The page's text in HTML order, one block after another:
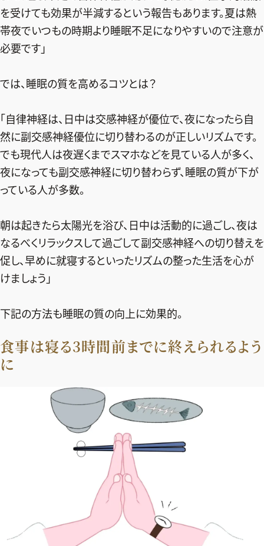
SHOPPING
エクラプレミアム通販
売れ筋ランキング
イーバイエクラ
FOLLOW US
編集部から届くメールマガジン、
特典が満載！
を受けても効果が半減するという報告もあります。夏は熱
帯夜でいつもの時期より睡眠不足になりやすいので注意が
必要です」
では、睡眠の質を高めるコツとは？
「自律神経は、日中は交感神経が優位で、夜になったら自
然に副交感神経優位に切り替わるのが正しいリズムです。
でも現代人は夜遅くまでスマホなどを見ている人が多く、
夜になっても副交感神経に切り替わらず、睡眠の質が下が
っている人が多数。
朝は起きたら太陽光を浴び、日中は活動的に過ごし、夜は
なるべくリラックスして過ごして副交感神経への切り替えを
促し、早めに就寝するといったリズムの整った生活を心が
けましょう」
下記の方法も睡眠の質の向上に効果的。
食事は寝る3時間前までに終えられるよう
に